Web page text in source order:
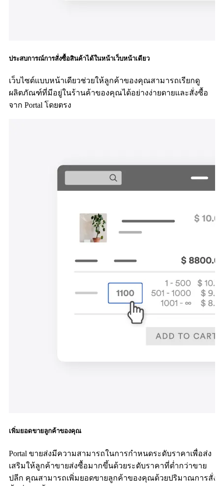
ประสบการณ์การสั่งซื้อสินค้าได้ในหน้าเว็บหน้าเดียว
เว็บไซต์แบบหน้าเดียวช่วยให้ลูกค้าของคุณสามารถเรียกดู
ผลิตภัณฑ์ที่มีอยู่ในร้านค้าของคุณได้อย่างง่ายดายและสั่งซื้อ
จาก Portal โดยตรง
เพิ่มยอดขายลูกค้าของคุณ
Portal ขายส่งมีความสามารถในการกำหนดระดับราคาเพื่อส่ง
เสริมให้ลูกค้าขายส่งซื้อมากขึ้นด้วยระดับราคาที่ต่ำกว่าขาย
ปลีก คุณสามารถเพิ่มยอดขายลูกค้าของคุณด้วยปริมาณการสั่ง